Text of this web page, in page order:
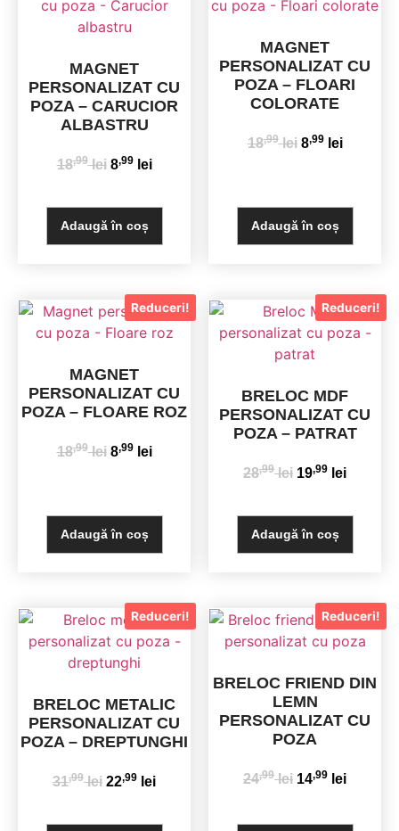
MAGNET
PERSONALIZAT CU
POZA – CARUCIOR
ALBASTRU
18,99 lei 8,99 lei
Adaugă în coș
MAGNET
PERSONALIZAT CU
POZA – FLOARI
COLORATE
18,99 lei 8,99 lei
Adaugă în coș
Reduceri!
MAGNET
PERSONALIZAT CU
POZA – FLOARE ROZ
18,99 lei 8,99 lei
Adaugă în coș
Reduceri!
BRELOC MDF
PERSONALIZAT CU
POZA – PATRAT
28,99 lei 19,99 lei
Adaugă în coș
Reduceri!
BRELOC METALIC
PERSONALIZAT CU
POZA – DREPTUNGHI
31,99 lei 22,99 lei
Reduceri!
BRELOC FRIEND DIN
LEMN
PERSONALIZAT CU
POZA
24,99 lei 14,99 lei